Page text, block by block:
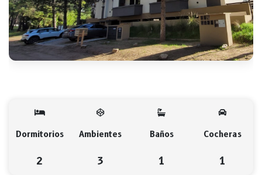
Dormitorios
2
Ambientes
3
Baños
1
Cocheras
1